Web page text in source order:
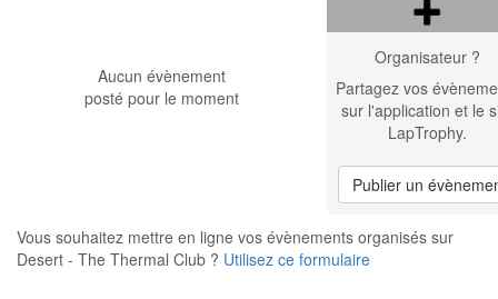
Aucun évènement
posté pour le moment
Organisateur ?
Partagez vos
sur l'application et le
LapTrophy.
Publier un
Vous souhaitez mettre en ligne vos évènements organisés sur
Desert - The Thermal Club ? Utilisez ce formulaire